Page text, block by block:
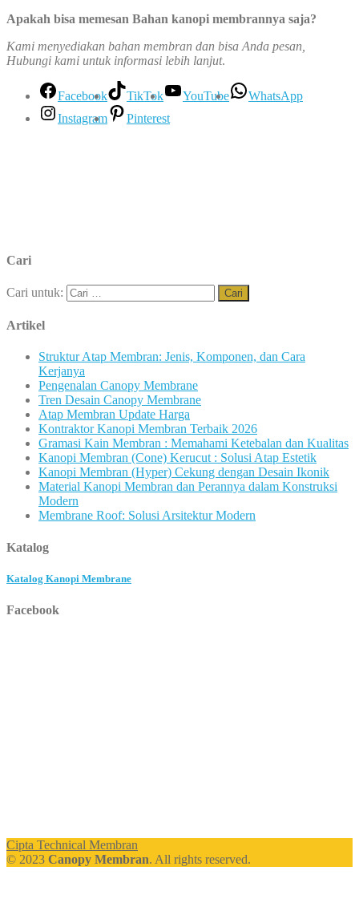
Apakah bisa memesan Bahan kanopi membrannya saja?
Kami menyediakan bahan membran dan bisa Anda pesan,
Hubungi kami untuk informasi lebih lanjut.
Facebook TikTok YouTube
WhatsApp
Instagram
Pinterest
Cari
Cari untuk:
Artikel
Struktur Atap Membran: Jenis, Komponen, dan Cara
Kerjanya
Pengenalan Canopy Membrane
Tren Desain Canopy Membrane
Atap Membran Update Harga
Kontraktor Kanopi Membran Terbaik 2026
Gramasi Kain Membran : Memahami Ketebalan dan Kualitas
Kanopi Membran (Cone) Kerucut : Solusi Atap Estetik
Kanopi Membran (Hyper) Cekung dengan Desain Ikonik
Material Kanopi Membran dan Perannya dalam Konstruksi
Modern
Membrane Roof: Solusi Arsitektur Modern
Katalog
Katalog Kanopi Membrane
Facebook
Cipta Technical Membran
© 2023 Canopy Membran. All rights reserved.